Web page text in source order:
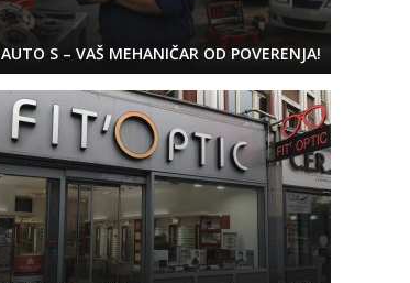
AUTO S – VAŠ MEHANIČAR OD POVERENJA!